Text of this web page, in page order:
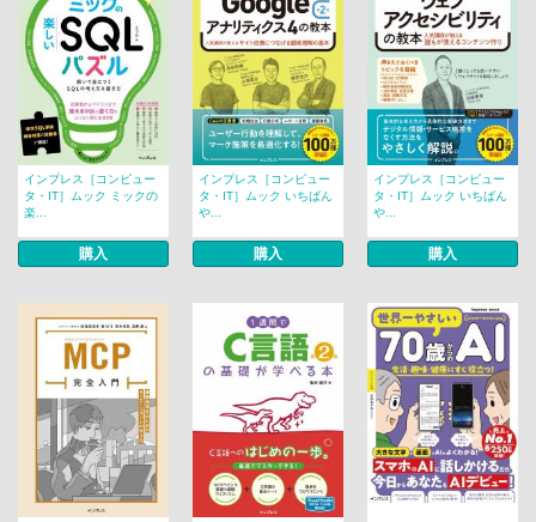
インプレス［コンピュー
タ・IT］ムック ミックの
楽...
購入
インプレス［コンピュー
タ・IT］ムック いちばん
や...
購入
インプレス［コンピュー
タ・IT］ムック いちばん
や...
購入